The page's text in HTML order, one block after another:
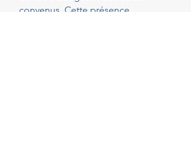
convenus. Cette présence